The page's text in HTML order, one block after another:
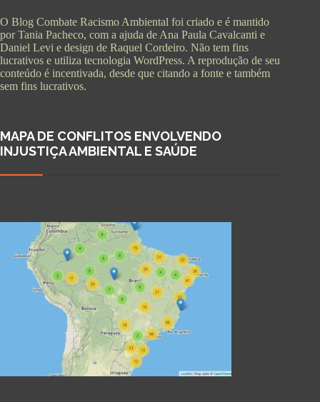
O Blog Combate Racismo Ambiental foi criado e é mantido
por Tania Pacheco, com a ajuda de Ana Paula Cavalcanti e
Daniel Levi e design de Raquel Cordeiro. Não tem fins
lucrativos e utiliza tecnologia WordPress. A reprodução de seu
conteúdo é incentivada, desde que citando a fonte e também
sem fins lucrativos.
MAPA DE CONFLITOS ENVOLVENDO
INJUSTIÇA AMBIENTAL E SAÚDE